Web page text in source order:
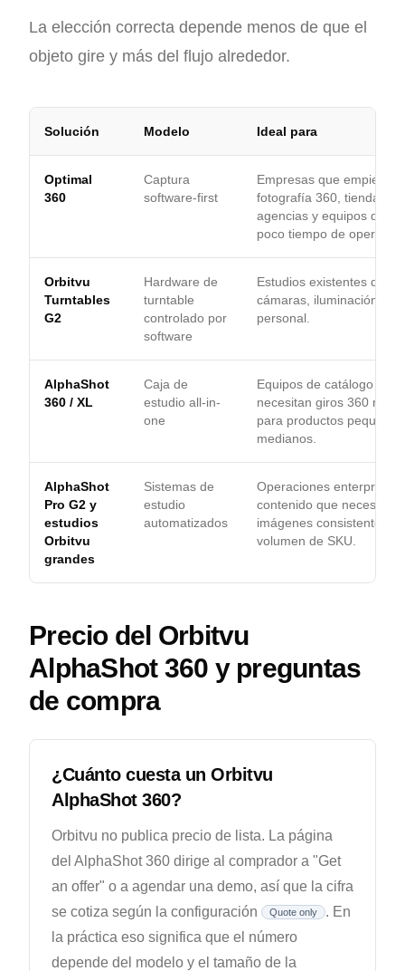
La elección correcta depende menos de que el
objeto gire y más del flujo alrededor.
Solución Modelo Ideal para
Optimal
360
Captura
software-first
Empresas que empiezan
fotografía 360, tiendas
agencias y equipos que
poco tiempo de operador.
Orbitvu
Turntables
G2
Hardware de
turntable
controlado por
software
Estudios existentes que
cámaras, iluminación,
personal.
AlphaShot
360 / XL
Caja de
estudio all-in-
one
Equipos de catálogo que
necesitan giros 360
para productos
medianos.
AlphaShot
Pro G2 y
estudios
Orbitvu
grandes
Sistemas de
estudio
automatizados
Operaciones enterprise
contenido que necesitan
imágenes consistentes
volumen de SKU.
Precio del Orbitvu
AlphaShot 360 y preguntas
de compra
¿Cuánto cuesta un Orbitvu
AlphaShot 360?
Orbitvu no publica precio de lista. La página
del AlphaShot 360 dirige al comprador a "Get
an offer" o a agendar una demo, así que la cifra
se cotiza según la configuración
Quote only
. En
la práctica eso significa que el número
depende del modelo y el tamaño de la